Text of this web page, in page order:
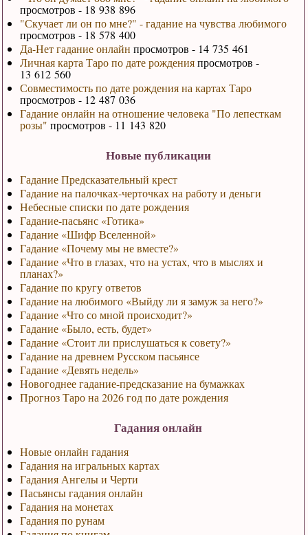
просмотров - 18 938 896
"Скучает ли он по мне?" - гадание на чувства любимого
просмотров - 18 578 400
Да-Нет гадание онлайн просмотров - 14 735 461
Личная карта Таро по дате рожденияпросмотров -
13 612 560
Совместимость по дате рождения на картах Таро
просмотров - 12 487 036
Гадание онлайн на отношение человека "По лепесткам
розы" просмотров - 11 143 820
Новые публикации
Гадание Предсказательный крест
Гадание на палочках-черточках на работу и деньги
Небесные списки по дате рождения
Гадание-пасьянс «Готика»
Гадание «Шифр Вселенной»
Гадание «Почему мы не вместе?»
Гадание «Что в глазах, что на устах, что в мыслях и
планах?»
Гадание по кругу ответов
Гадание на любимого «Выйду ли я замуж за него?»
Гадание «Что со мной происходит?»
Гадание «Было, есть, будет»
Гадание «Стоит ли прислушаться к совету?»
Гадание на древнем Русском пасьянсе
Гадание «Девять недель»
Новогоднее гадание-предсказание на бумажках
Прогноз Таро на 2026 год по дате рождения
Гадания онлайн
Новые онлайн гадания
Гадания на игральных картах
Гадания Ангелы и Черти
Пасьянсы гадания онлайн
Гадания на монетах
Гадания по рунам